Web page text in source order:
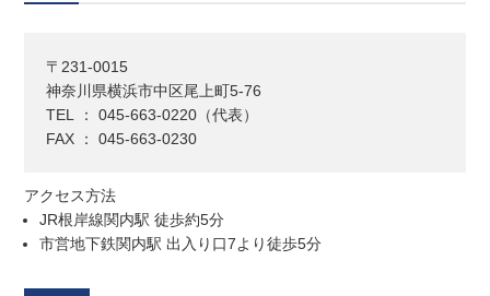
〒231-0015
神奈川県横浜市中区尾上町5-76
TEL ： 045-663-0220（代表）
FAX ： 045-663-0230
アクセス方法
JR根岸線関内駅 徒歩約5分
市営地下鉄関内駅 出入り口7より徒歩5分